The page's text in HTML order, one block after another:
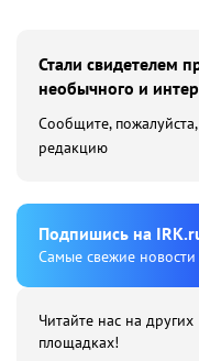
Стали свидетелем
необычного и
Сообщите,
редакцию
Подпишиcь на
Cамые свежие новости
Читайте нас на других
площадках!